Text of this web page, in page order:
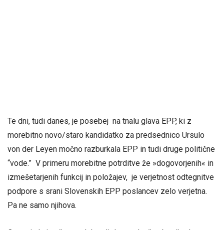
Te dni, tudi danes, je posebej na tnalu glava EPP, ki z
morebitno novo/staro kandidatko za predsednico Ursulo
von der Leyen močno razburkala EPP in tudi druge politične
“vode.” V primeru morebitne potrditve že »dogovorjenih« in
izmešetarjenih funkcij in položajev, je verjetnost odtegnitve
podpore s srani Slovenskih EPP poslancev zelo verjetna.
Pa ne samo njihova.